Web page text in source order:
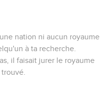
nation ni aucun royaume
à ta recherche.
il faisait jurer le royaume